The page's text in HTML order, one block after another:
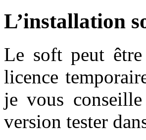
L’installation
Le soft peut
licence
je vous
version tester